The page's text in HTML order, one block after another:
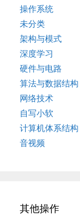
操作系统
未分类
架构与模式
深度学习
硬件与电路
算法与数据结构
网络技术
自写小软
计算机体系结构
音视频
其他操作